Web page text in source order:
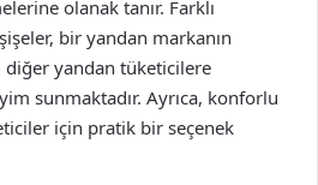
olanak tanır. Farklı
bir yandan markanın
yandan tüketicilere
sunmaktadır. Ayrıca, konforlu
için pratik bir seçenek